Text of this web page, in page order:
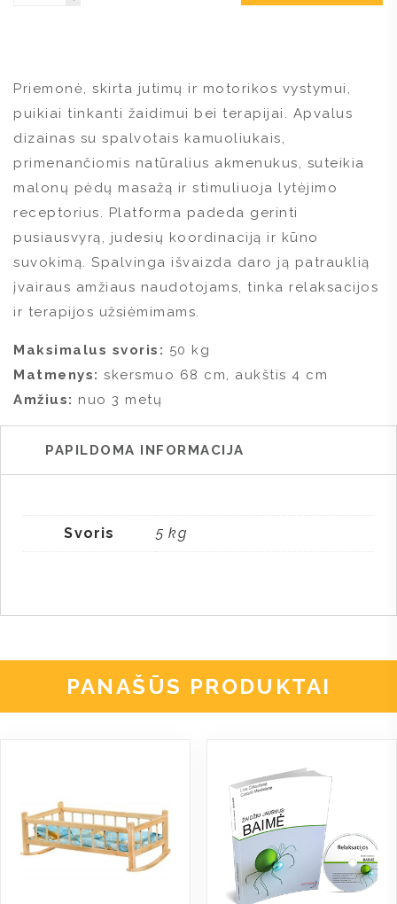
Priemonė, skirta jutimų ir motorikos vystymui,
puikiai tinkanti žaidimui bei terapijai. Apvalus
dizainas su spalvotais kamuoliukais,
primenančiomis natūralius akmenukus, suteikia
malonų pėdų masažą ir stimuliuoja lytėjimo
receptorius. Platforma padeda gerinti
pusiausvyrą, judesių koordinaciją ir kūno
suvokimą. Spalvinga išvaizda daro ją patrauklią
įvairaus amžiaus naudotojams, tinka relaksacijos
ir terapijos užsiėmimams.
Maksimalus svoris: 50 kg
Matmenys: skersmuo 68 cm, aukštis 4 cm
Amžius: nuo 3 metų
PAPILDOMA INFORMACIJA
Svoris 5 kg
PANAŠŪS PRODUKTAI